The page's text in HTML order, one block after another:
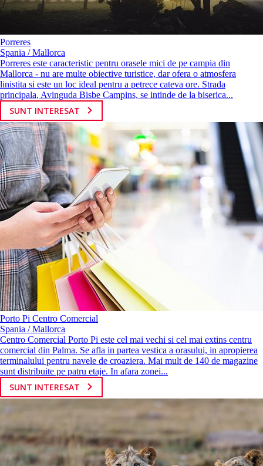
Porreres
Spania / Mallorca
Porreres este caracteristic pentru orasele mici de pe campia din
Mallorca - nu are multe obiective turistice, dar ofera o atmosfera
linistita si este un loc ideal pentru a petrece cateva ore. Strada
principala, Avinguda Bisbe Campins, se intinde de la biserica...
SUNT INTERESAT
Porto Pi Centro Comercial
Spania / Mallorca
Centro Comercial Porto Pi este cel mai vechi si cel mai extins centru
comercial din Palma. Se afla in partea vestica a orasului, in apropierea
terminalului pentru navele de croaziera. Mai mult de 140 de magazine
sunt distribuite pe patru etaje. In afara zonei...
SUNT INTERESAT